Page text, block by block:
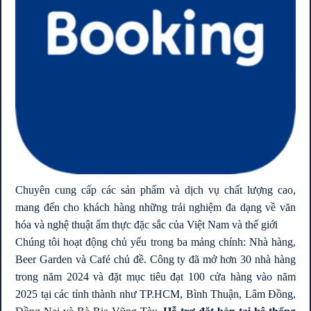
Giá: Liên hệ 0939 68 62 68
Giá: Liên hệ 0939686268 để được cập
SUNRISE RIVERSIDE
Vị trí: Khu Biệt Thự Trần..
Giá: Liên hệ 0939 68 62 68
SUNRISE CITY VIEW
Chuyên cung cấp các sản phẩm và dịch vụ chất lượng cao,
mang đến cho khách hàng những trải nghiệm đa dạng về văn
hóa và nghệ thuật ẩm thực đặc sắc của Việt Nam và thế giới
Chúng tôi hoạt động chủ yếu trong ba mảng chính: Nhà hàng,
Beer Garden và Café chủ đề. Công ty đã mở hơn 30 nhà hàng
trong năm 2024 và đặt mục tiêu đạt 100 cửa hàng vào năm
2025 tại các tỉnh thành như TP.HCM, Bình Thuận, Lâm Đồng,